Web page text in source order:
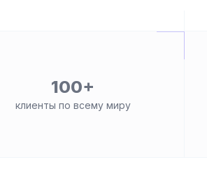
100+
клиенты по всему миру